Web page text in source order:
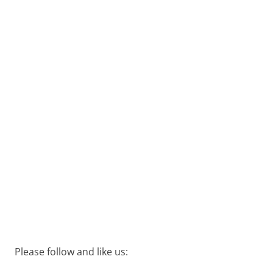
Please follow and like us: